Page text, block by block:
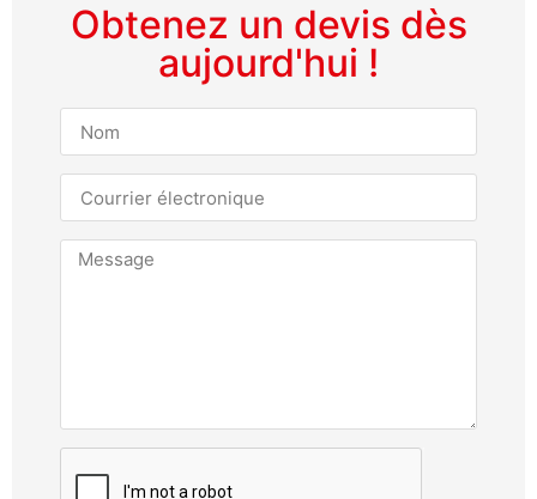
Obtenez un devis dès
aujourd'hui !